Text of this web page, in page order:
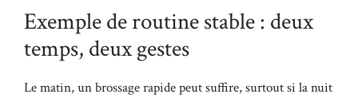
Exemple de routine stable : deux
temps, deux gestes
Le matin, un brossage rapide peut suffire, surtout si la nuit